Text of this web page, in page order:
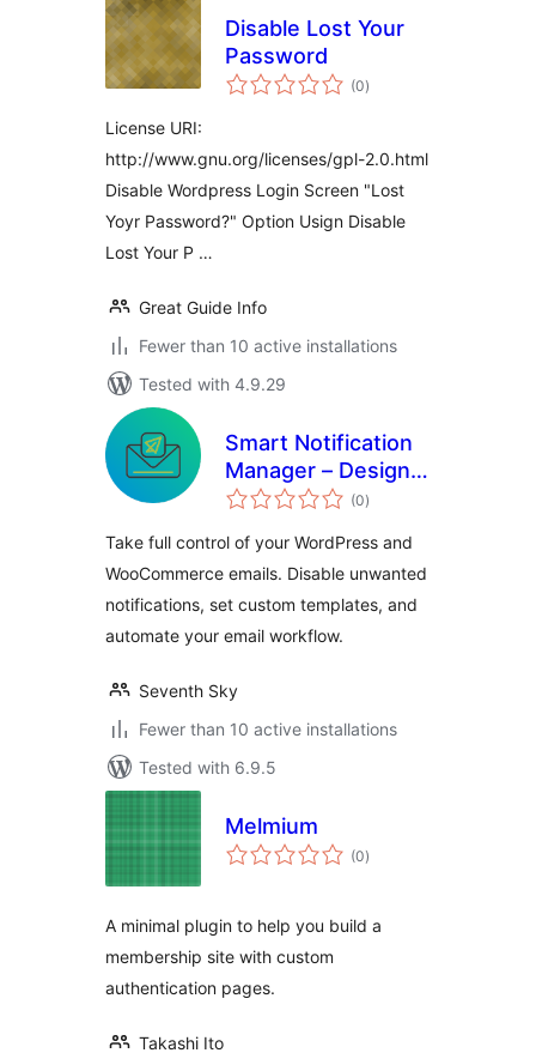
Disable Lost Your
Password
(0total
ratings
)
License URI:
http://www.gnu.org/licenses/gpl-2.0.html
Disable Wordpress Login Screen "Lost
Yoyr Password?" Option Usign Disable
Lost Your P …
Great Guide Info
Fewer than 10 active installations
Tested with 4.9.29
Smart Notification
Manager – Design,
Customize &
WordPress &
WooCommerce
Emails
(0total
ratings
)
Take full control of your WordPress and
WooCommerce emails. Disable unwanted
notifications, set custom templates, and
automate your email workflow.
Seventh Sky
Fewer than 10 active installations
Tested with 6.9.5
Melmium
(0total
ratings
)
A minimal plugin to help you build a
membership site with custom
authentication pages.
Takashi Ito